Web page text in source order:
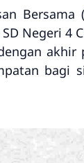
Bersama (
Negeri 4
bagi